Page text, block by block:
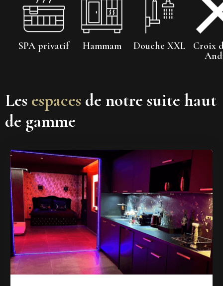
SPA privatif Hammam Douche XXL
Croix
Les espaces de notre suite haut
de gamme